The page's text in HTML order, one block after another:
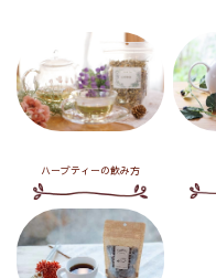
ハーブティーの飲み方